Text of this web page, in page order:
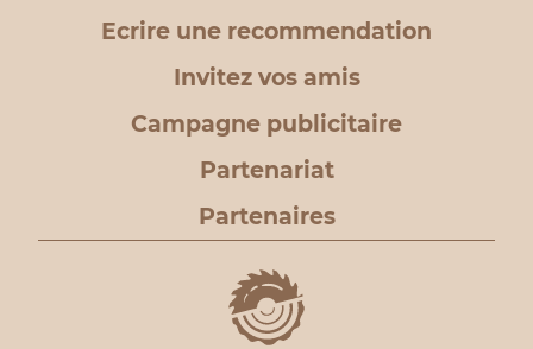
Ecrire une recommendation
Invitez vos amis
Campagne publicitaire
Partenariat
Partenaires